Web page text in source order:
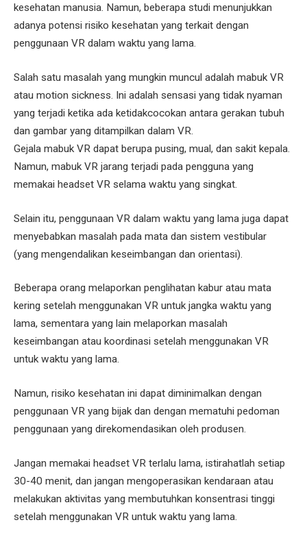
kesehatan manusia. Namun, beberapa studi menunjukkan
adanya potensi risiko kesehatan yang terkait dengan
penggunaan VR dalam waktu yang lama.
Salah satu masalah yang mungkin muncul adalah mabuk VR
atau motion sickness. Ini adalah sensasi yang tidak nyaman
yang terjadi ketika ada ketidakcocokan antara gerakan tubuh
dan gambar yang ditampilkan dalam VR.
Gejala mabuk VR dapat berupa pusing, mual, dan sakit kepala.
Namun, mabuk VR jarang terjadi pada pengguna yang
memakai headset VR selama waktu yang singkat.
Selain itu, penggunaan VR dalam waktu yang lama juga dapat
menyebabkan masalah pada mata dan sistem vestibular
(yang mengendalikan keseimbangan dan orientasi).
Beberapa orang melaporkan penglihatan kabur atau mata
kering setelah menggunakan VR untuk jangka waktu yang
lama, sementara yang lain melaporkan masalah
keseimbangan atau koordinasi setelah menggunakan VR
untuk waktu yang lama.
Namun, risiko kesehatan ini dapat diminimalkan dengan
penggunaan VR yang bijak dan dengan mematuhi pedoman
penggunaan yang direkomendasikan oleh produsen.
Jangan memakai headset VR terlalu lama, istirahatlah setiap
30-40 menit, dan jangan mengoperasikan kendaraan atau
melakukan aktivitas yang membutuhkan konsentrasi tinggi
setelah menggunakan VR untuk waktu yang lama.